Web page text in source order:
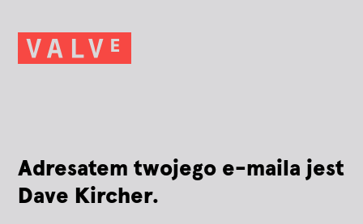
Adresatem twojego e-maila jest
Dave Kircher.